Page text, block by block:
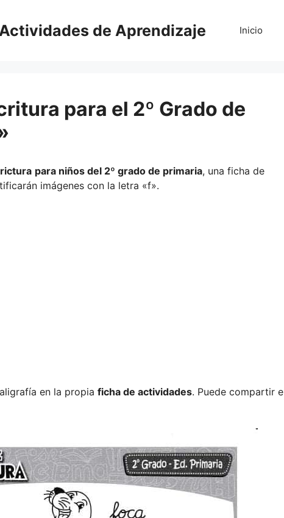
de Aprendizaje Inicio
para el 2º Grado de
para niños del 2º grado de primaria, una ficha de
imágenes con la letra «f».
en la propia ficha de actividades. Puede compartir e